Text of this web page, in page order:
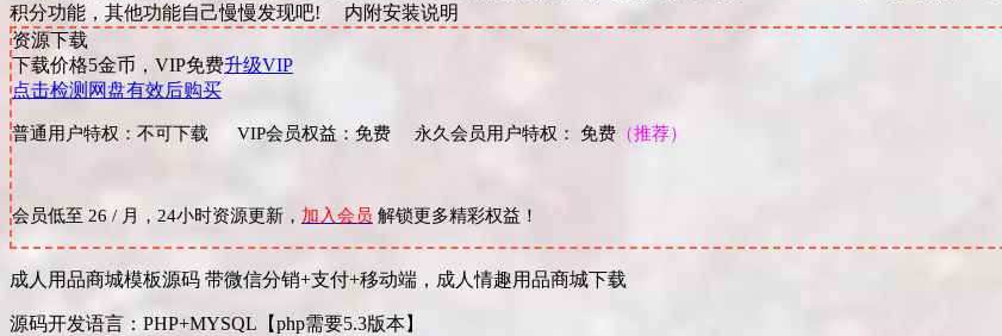
积分功能，其他功能自己慢慢发现吧! 内附安装说明
资源下载
下载价格5金币，VIP免费升级VIP
点击检测网盘有效后购买
普通用户特权：不可下载 VIP会员权益：免费 永久会员用户特权： 免费 （推荐）
会员低至 26 / 月，24小时资源更新， 加入会员 解锁更多精彩权益！
成人用品商城模板源码 带微信分销+支付+移动端，成人情趣用品商城下载
源码开发语言：PHP+MYSQL【php需要5.3版本】